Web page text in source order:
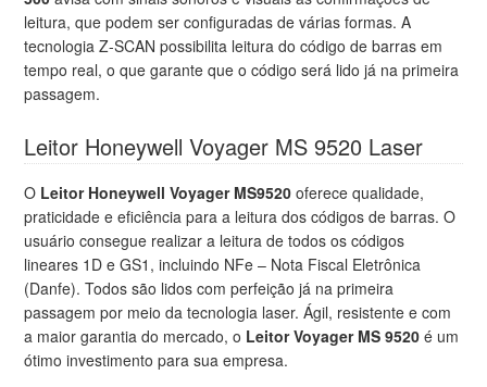
leitura, que podem ser configuradas de várias formas. A
tecnologia Z-SCAN possibilita leitura do código de barras em
tempo real, o que garante que o código será lido já na primeira
passagem.
Leitor Honeywell Voyager MS 9520 Laser
O Leitor Honeywell Voyager MS9520oferece qualidade,
praticidade e eficiência para a leitura dos códigos de barras. O
usuário consegue realizar a leitura de todos os códigos
lineares 1D e GS1, incluindo NFe – Nota Fiscal Eletrônica
(Danfe). Todos são lidos com perfeição já na primeira
passagem por meio da tecnologia laser. Ágil, resistente e com
a maior garantia do mercado, o Leitor Voyager MS 9520 é um
ótimo investimento para sua empresa.